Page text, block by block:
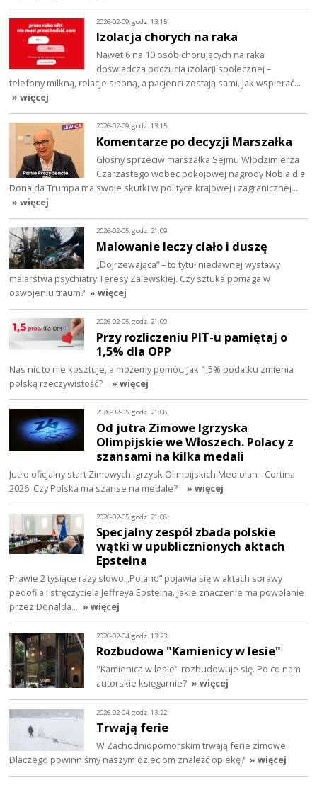
2026-02-09, godz. 13:15
Izolacja chorych na raka
Nawet 6 na 10 osób chorujących na raka
doświadcza poczucia izolacji społecznej –
telefony milkną, relacje słabną, a pacjenci zostają sami. Jak wspierać…
» więcej
2026-02-09, godz. 13:15
Komentarze po decyzji Marszałka
Głośny sprzeciw marszałka Sejmu Włodzimierza
Czarzastego wobec pokojowej nagrody Nobla dla
Donalda Trumpa ma swoje skutki w polityce krajowej i zagranicznej…
» więcej
2026-02-05, godz. 21:09
Malowanie leczy ciało i duszę
„Dojrzewająca” – to tytuł niedawnej wystawy
malarstwa psychiatry Teresy Zalewskiej. Czy sztuka pomaga w
oswojeniu traum? » więcej
2026-02-05, godz. 21:09
Przy rozliczeniu PIT-u pamiętaj o
1,5% dla OPP
Nas nic to nie kosztuje, a możemy pomóc. Jak 1,5% podatku zmienia
polską rzeczywistość?
» więcej
2026-02-05, godz. 21:08
Od jutra Zimowe Igrzyska
Olimpijskie we Włoszech. Polacy z
szansami na kilka medali
Jutro oficjalny start Zimowych Igrzysk Olimpijskich Mediolan - Cortina
2026. Czy Polska ma szanse na medale?
» więcej
2026-02-05, godz. 21:08
Specjalny zespół zbada polskie
wątki w upublicznionych aktach
Epsteina
Prawie 2 tysiące razy słowo „Poland” pojawia się w aktach sprawy
pedofila i stręczyciela Jeffreya Epsteina. Jakie znaczenie ma powołanie
przez Donalda… » więcej
2026-02-04, godz. 13:23
Rozbudowa "Kamienicy w lesie"
"Kamienica w lesie" rozbudowuje się. Po co nam
autorskie księgarnie? » więcej
2026-02-04, godz. 13:22
Trwają ferie
W Zachodniopomorskim trwają ferie zimowe.
Dlaczego powinniśmy naszym dzieciom znaleźć opiekę? » więcej